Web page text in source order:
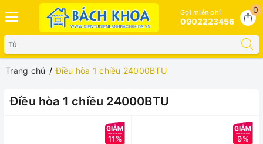
0
Gọi miễn phí
0902223456
Trang chủ Điều hòa 1 chiều 24000BTU
Điều hòa 1 chiều 24000BTU
11% 9%